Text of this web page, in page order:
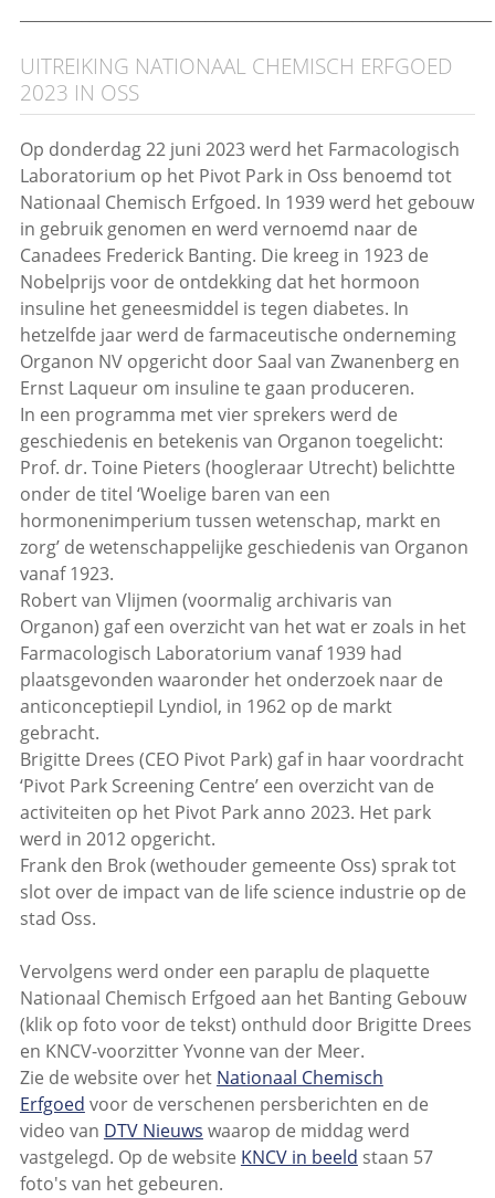
UITREIKING NATIONAAL CHEMISCH ERFGOED
2023 IN OSS
Op donderdag 22 juni 2023 werd het Farmacologisch
Laboratorium op het Pivot Park in Oss benoemd tot
Nationaal Chemisch Erfgoed. In 1939 werd het gebouw
in gebruik genomen en werd vernoemd naar de
Canadees Frederick Banting. Die kreeg in 1923 de
Nobelprijs voor de ontdekking dat het hormoon
insuline het geneesmiddel is tegen diabetes. In
hetzelfde jaar werd de farmaceutische onderneming
Organon NV opgericht door Saal van Zwanenberg en
Ernst Laqueur om insuline te gaan produceren.
In een programma met vier sprekers werd de
geschiedenis en betekenis van Organon toegelicht:
Prof. dr. Toine Pieters (hoogleraar Utrecht) belichtte
onder de titel ‘Woelige baren van een
hormonenimperium tussen wetenschap, markt en
zorg’ de wetenschappelijke geschiedenis van Organon
vanaf 1923.
Robert van Vlijmen (voormalig archivaris van
Organon) gaf een overzicht van het wat er zoals in het
Farmacologisch Laboratorium vanaf 1939 had
plaatsgevonden waaronder het onderzoek naar de
anticonceptiepil Lyndiol, in 1962 op de markt
gebracht.
Brigitte Drees (CEO Pivot Park) gaf in haar voordracht
‘Pivot Park Screening Centre’ een overzicht van de
activiteiten op het Pivot Park anno 2023. Het park
werd in 2012 opgericht.
Frank den Brok (wethouder gemeente Oss) sprak tot
slot over de impact van de life science industrie op de
stad Oss.
Vervolgens werd onder een paraplu de plaquette
Nationaal Chemisch Erfgoed aan het Banting Gebouw
(klik op foto voor de tekst) onthuld door Brigitte Drees
en KNCV-voorzitter Yvonne van der Meer.
Zie de website over het Nationaal Chemisch
Erfgoed voor de verschenen persberichten en de
video van DTV Nieuws waarop de middag werd
vastgelegd. Op de website KNCV in beeld staan 57
foto's van het gebeuren.